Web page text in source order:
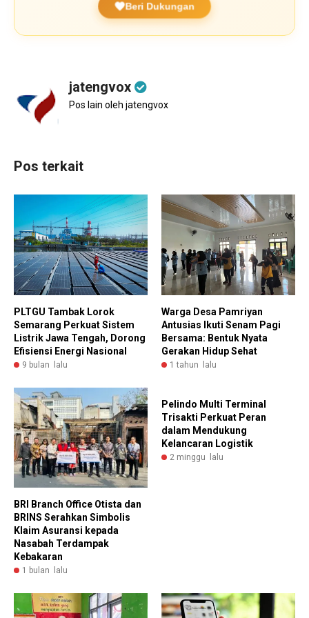
Beri Dukungan
jatengvox
Pos lain oleh jatengvox
Pos terkait
PLTGU Tambak Lorok
Semarang Perkuat Sistem
Listrik Jawa Tengah, Dorong
Efisiensi Energi Nasional
9 bulan lalu
Warga Desa Pamriyan
Antusias Ikuti Senam Pagi
Bersama: Bentuk Nyata
Gerakan Hidup Sehat
1 tahun lalu
BRI Branch Office Otista dan
BRINS Serahkan Simbolis
Klaim Asuransi kepada
Nasabah Terdampak
Kebakaran
1 bulan lalu
Pelindo Multi Terminal
Trisakti Perkuat Peran
dalam Mendukung
Kelancaran Logistik
2 minggu lalu